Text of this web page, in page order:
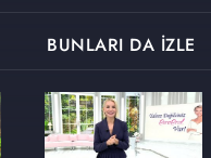
BUNLARI DA İZLE